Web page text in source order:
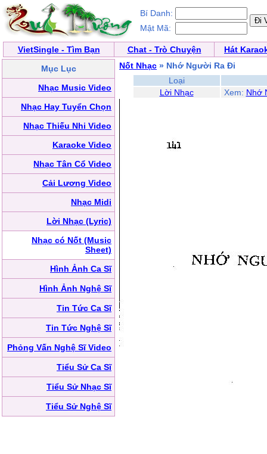
Bí Danh:
Mật Mã:
VietSingle - Tìm Bạn Chat - Trò Chuyện
Hát
Mục Lục
Nhạc Music Video
Nhạc Hay Tuyển Chọn
Nhạc Thiếu Nhi Video
Karaoke Video
Nhạc Tân Cổ Video
Cải Lương Video
Nhạc Midi
Lời Nhạc (Lyric)
Nhạc có Nốt (Music
Sheet)
Hình Ảnh Ca Sĩ
Hình Ảnh Nghệ Sĩ
Tin Tức Ca Sĩ
Tin Tức Nghệ Sĩ
Phỏng Vấn Nghệ Sĩ Video
Tiểu Sử Ca Sĩ
Tiểu Sử Nhạc Sĩ
Tiểu Sử Nghệ Sĩ
Nốt Nhạc » Nhớ Người Ra Đi
Loại
Lời Nhạc
Xem: Nhớ